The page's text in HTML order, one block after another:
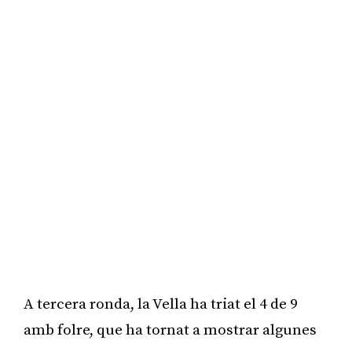
A tercera ronda, la Vella ha triat el 4 de 9
amb folre, que ha tornat a mostrar algunes